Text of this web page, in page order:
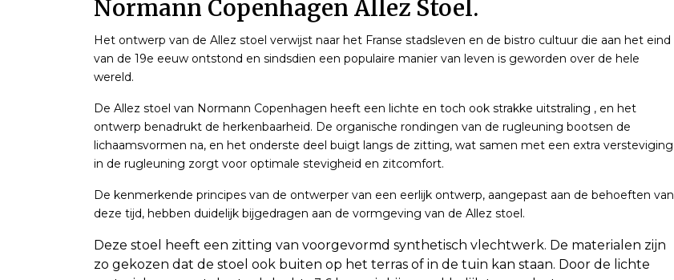
Normann Copenhagen Allez Stoel.
Het ontwerp van de Allez stoel verwijst naar het Franse stadsleven en de bistro cultuur die aan het eind
van de 19e eeuw ontstond en sindsdien een populaire manier van leven is geworden over de hele
wereld.
De Allez stoel van Normann Copenhagen heeft een lichte en toch ook strakke uitstraling , en het
ontwerp benadrukt de herkenbaarheid. De organische rondingen van de rugleuning bootsen de
lichaamsvormen na, en het onderste deel buigt langs de zitting, wat samen met een extra versteviging
in de rugleuning zorgt voor optimale stevigheid en zitcomfort.
De kenmerkende principes van de ontwerper van een eerlijk ontwerp, aangepast aan de behoeften van
deze tijd, hebben duidelijk bijgedragen aan de vormgeving van de Allez stoel.
Deze stoel heeft een zitting van voorgevormd synthetisch vlechtwerk. De materialen zijn
zo gekozen dat de stoel ook buiten op het terras of in de tuin kan staan. Door de lichte